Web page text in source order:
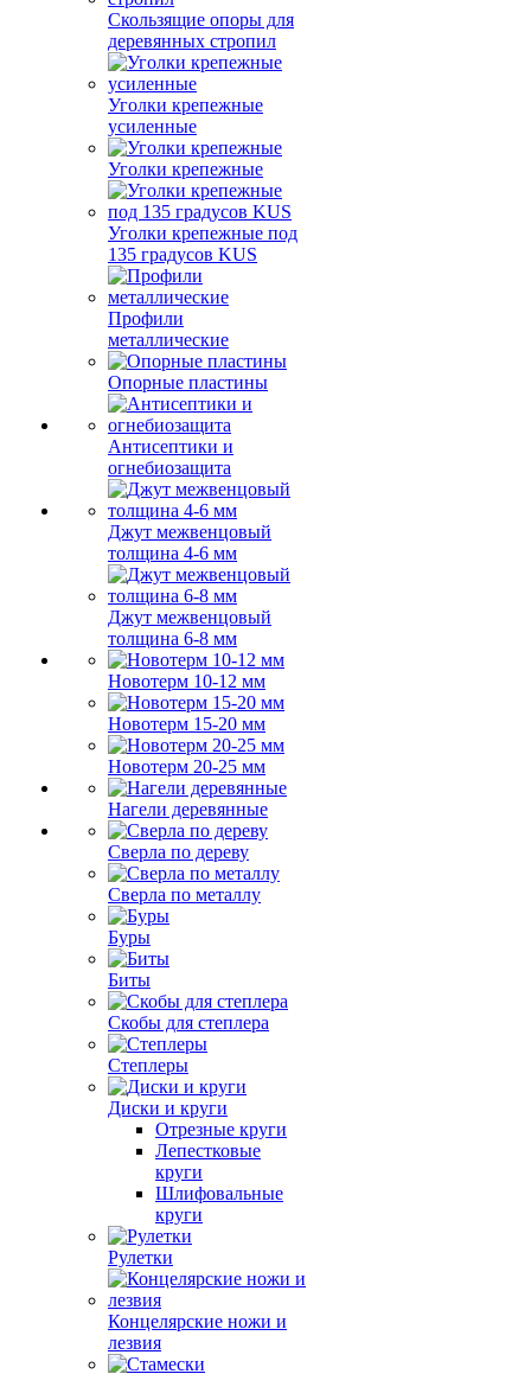
Скользящие опоры для
деревянных стропил
Уголки крепежные
усиленные
Уголки крепежные
Уголки крепежные под
135 градусов KUS
Профили
металлические
Опорные пластины
Антисептики и
огнебиозащита
Джут межвенцовый
толщина 4-6 мм
Джут межвенцовый
толщина 6-8 мм
Новотерм 10-12 мм
Новотерм 15-20 мм
Новотерм 20-25 мм
Нагели деревянные
Сверла по дереву
Сверла по металлу
Буры
Биты
Скобы для степлера
Степлеры
Диски и круги
Отрезные круги
Лепестковые
круги
Шлифовальные
круги
Рулетки
Концелярские ножи и
лезвия